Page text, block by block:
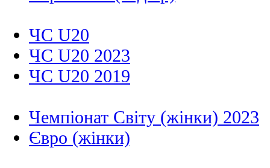
ЧС U20
ЧС U20 2023
ЧС U20 2019
Чемпіонат Світу (жінки) 2023
Євро (жінки)